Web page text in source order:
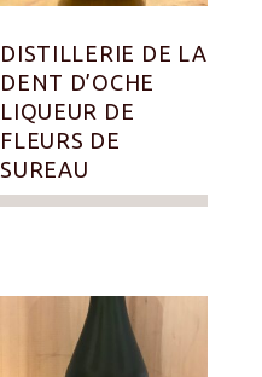
DISTILLERIE DE LA
DENT D’OCHE
LIQUEUR DE
FLEURS DE
SUREAU